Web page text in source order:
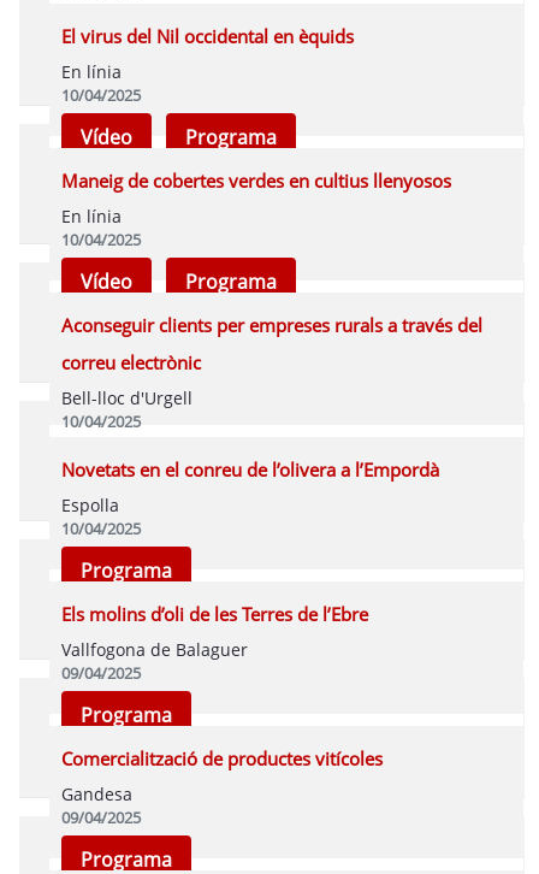
Programa
El virus del Nil occidental en èquids
En línia
10/04/2025
Vídeo Programa
Maneig de cobertes verdes en cultius llenyosos
En línia
10/04/2025
Vídeo Programa
Aconseguir clients per empreses rurals a través del
correu electrònic
Bell-lloc d'Urgell
10/04/2025
Programa
Novetats en el conreu de l’olivera a l’Empordà
Espolla
10/04/2025
Programa
Els molins d’oli de les Terres de l’Ebre
Vallfogona de Balaguer
09/04/2025
Programa
Comercialització de productes vitícoles
Gandesa
09/04/2025
Programa